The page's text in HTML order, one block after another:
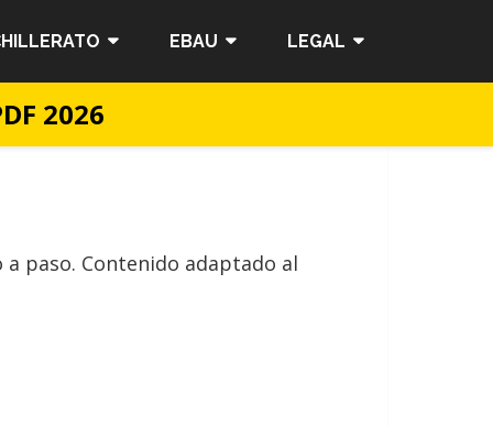
EBAU LEGAL
2026
paso. Contenido adaptado al